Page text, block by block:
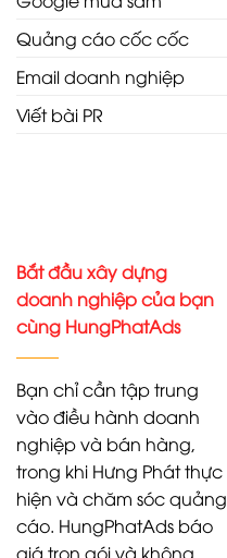
Quảng cáo cốc cốc
Email doanh nghiệp
Viết bài PR
Bắt đầu xây dựng
doanh nghiệp của bạn
cùng HungPhatAds
Bạn chỉ cần tập trung
vào điều hành doanh
nghiệp và bán hàng,
trong khi Hưng Phát thực
hiện và chăm sóc quảng
cáo. HungPhatAds báo
giá trọn gói và không